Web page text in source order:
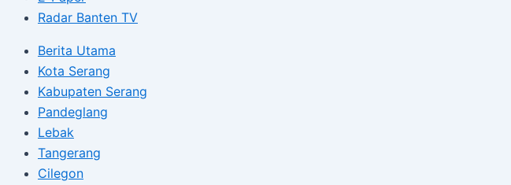
Radar Banten TV
Berita Utama
Kota Serang
Kabupaten Serang
Pandeglang
Lebak
Tangerang
Cilegon